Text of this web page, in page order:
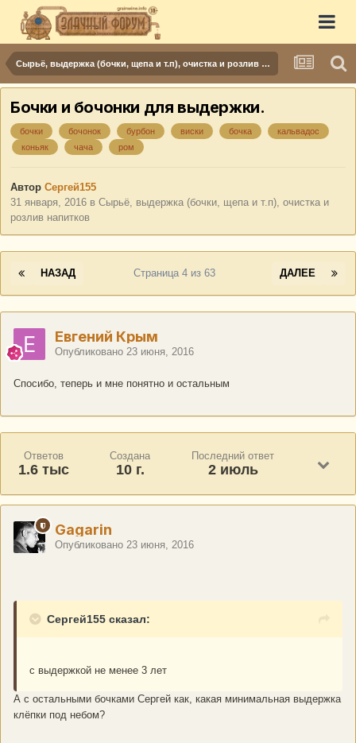
Сырьё, выдержка (бочки, щепа и т.п), очистка и розлив напитков
Бочки и бочонки для выдержки.
бочки бочонок бурбон виски бочка
кальвадос
коньяк
чача ром
Автор Сергей155
31 января, 2016 в Сырьё, выдержка (бочки, щепа и т.п), очистка и
розлив напитков
НАЗАД ДАЛЕЕ
Страница 4 из 63
Евгений Крым
Опубликовано 23 июня, 2016
Спосибо, теперь и мне понятно и остальным
Ответов
1.6 тыс
Создана
10 г.
Последний ответ
2 июль
Gagarin
Опубликовано 23 июня, 2016
Сергей155 сказал:
с выдержкой не менее 3 лет
А с остальными бочками Сергей как, какая минимальная выдержка
клёпки под небом?